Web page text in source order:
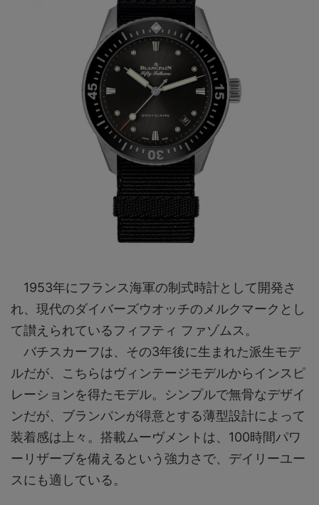
1953年にフランス海軍の制式時計として開発さ
れ、現代のダイバーズウオッチのメルクマークとし
て讃えられているフィフティ ファゾムス。
バチスカーフは、その3年後に生まれた派生モデ
ルだが、こちらはヴィンテージモデルからインスピ
レーションを得たモデル。シンプルで無骨なデザイ
ンだが、ブランパンが得意とする薄型設計によって
装着感は上々。搭載ムーヴメントは、100時間パワ
ーリザーブを備えるという強力さで、デイリーユー
スにも適している。